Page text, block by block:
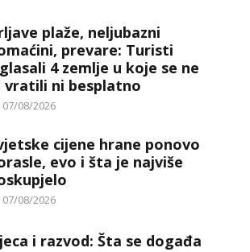
plaže, neljubazni
prevare: Turisti
4 zemlje u koje se ne
vratili ni besplatno
Posted
07/08/2026
cijene hrane ponovo
evo i šta je najviše
Posted
07/08/2026
i razvod: Šta se događa